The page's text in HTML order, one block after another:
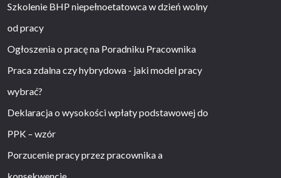
Szkolenie BHP niepełnoetatowca w dzień wolny
od pracy
Ogłoszenia o pracę na Poradniku Pracownika
Praca zdalna czy hybrydowa - jaki model pracy
wybrać?
Deklaracja o wysokości wpłaty podstawowej do
PPK – wzór
Porzucenie pracy przez pracownika a